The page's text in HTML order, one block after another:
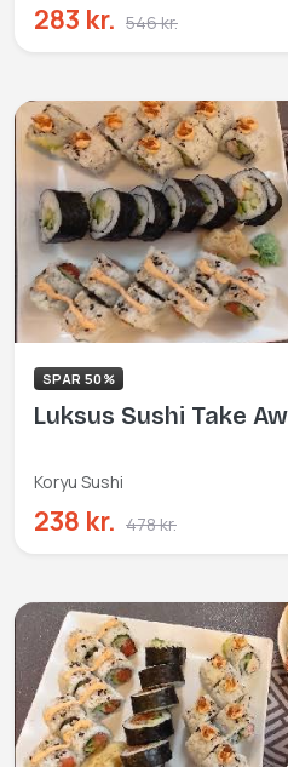
283 kr. 546 kr.
SPAR 50%
Luksus Sushi Take
Koryu Sushi
238 kr. 478 kr.